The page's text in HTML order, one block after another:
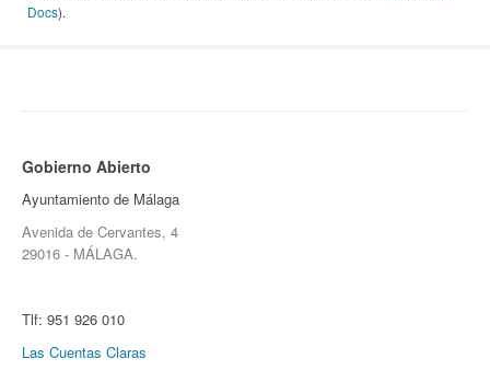
Docs).
Gobierno Abierto
Ayuntamiento de Málaga
Avenida de Cervantes, 4
29016 - MÁLAGA.
Tlf: 951 926 010
Las Cuentas Claras